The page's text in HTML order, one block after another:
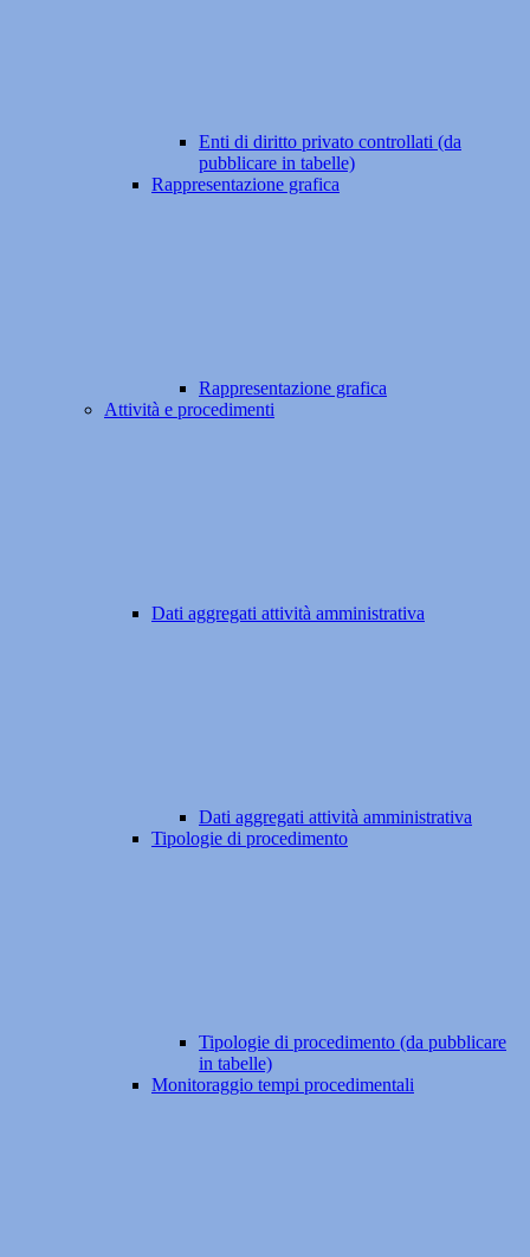
Enti di diritto privato controllati (da
pubblicare in tabelle)
Rappresentazione grafica
Rappresentazione grafica
Attività e procedimenti
Dati aggregati attività amministrativa
Dati aggregati attività amministrativa
Tipologie di procedimento
Tipologie di procedimento (da pubblicare
in tabelle)
Monitoraggio tempi procedimentali